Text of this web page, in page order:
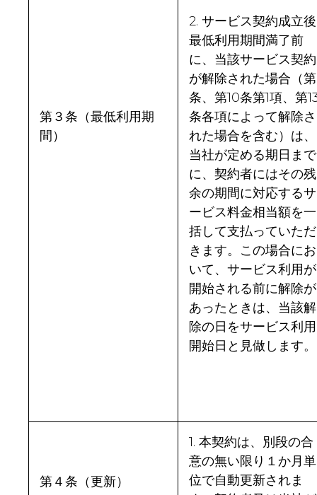
第３条 （最低利用期
間）
2. サービス契約成立後
最低利用期間満了前
に、当該サービス契約
が解除された場合（
条、第10条第1項、第
条各項によって解除さ
れた場合を含む）は、
当社が定める期日まで
に、契約者にはその残
余の期間に対応するサ
ービス料金相当額を一
括して支払っていただ
きます。この場合にお
いて、サービス利用が
開始される前に解除が
あったときは、当該解
除の日をサービス利用
開始日と見做します。
第４条（更新）
1. 本契約は、別段の合
意の無い限り１か月単
位で自動更新されま